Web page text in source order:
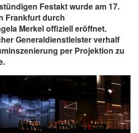
Festakt wurde am 17.
Frankfurt durch
Merkel offiziell eröffnet.
Generaldienstleister verhalf
per Projektion zu